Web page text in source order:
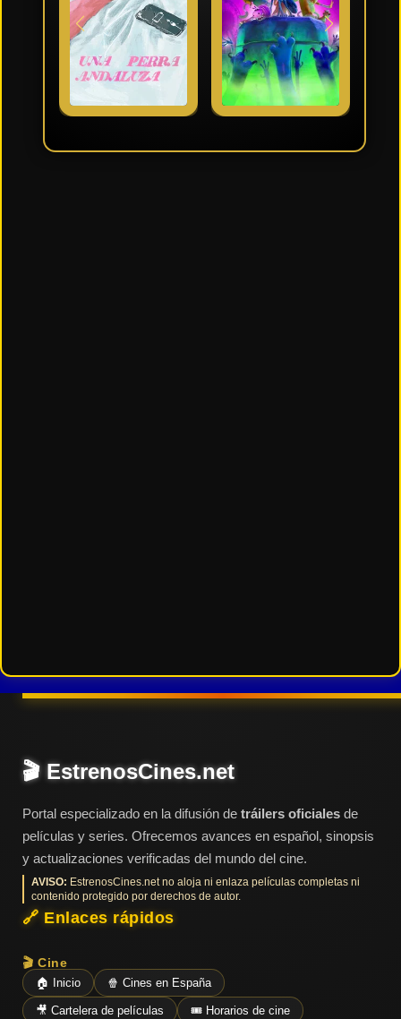
🎬 EstrenosCines.net
Portal especializado en la difusión de tráilers oficiales de
películas y series. Ofrecemos avances en español, sinopsis
y actualizaciones verificadas del mundo del cine.
AVISO: EstrenosCines.net no aloja ni enlaza películas completas ni
contenido protegido por derechos de autor.
🔗 Enlaces rápidos
🎬 Cine
🏠 Inicio 🍿 Cines en España
🎥 Cartelera de películas 🎟️ Horarios de cine